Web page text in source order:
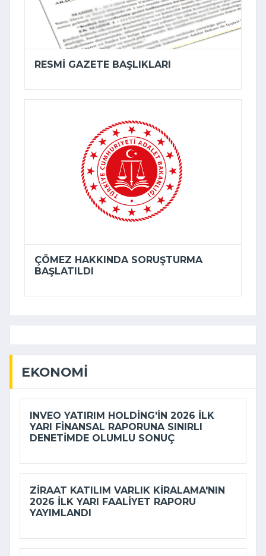
RESMI GAZETE BAŞLIKLARI
ÇÖMEZ HAKKINDA SORUŞTURMA
BAŞLATILDI
EKONOMI
INVEO YATIRIM HOLDING'IN 2026 ILK
YARI FINANSAL RAPORUNA SINIRLI
DENETIMDE OLUMLU SONUÇ
ZIRAAT KATILIM VARLIK KIRALAMA'NIN
2026 ILK YARI FAALIYET RAPORU
YAYIMLANDI